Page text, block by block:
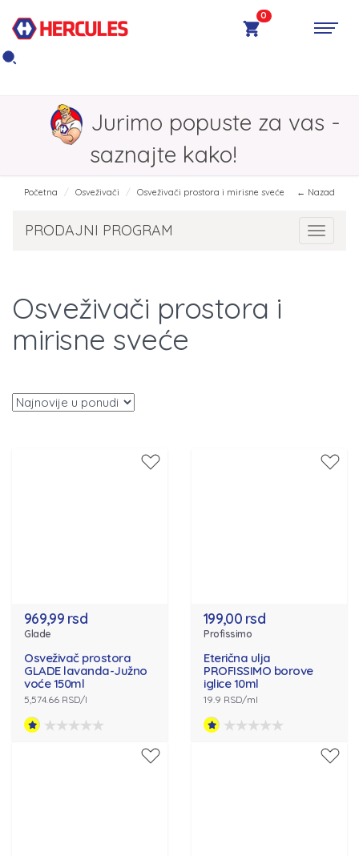
0
Jurimo popuste za vas -
saznajte kako!
Početna Osveživači Osveživači prostora i mirisne sveće ← Nazad
Toggle
PRODAJNI PROGRAM
Osveživači prostora i
mirisne sveće
969,99 rsd
Glade
Osveživač prostora
GLADE lavanda-Južno
voće 150ml
5,574.66 RSD/l
199,00 rsd
Profissimo
Eterična ulja
PROFISSIMO borove
iglice 10ml
19.9 RSD/ml